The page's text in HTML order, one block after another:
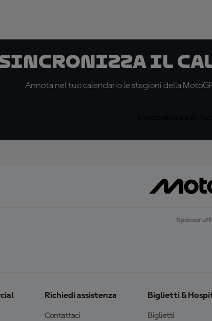
il
Annota nel tuo calendario le stagioni della
Sponsor
Richiedi assistenza
Contattaci
Biglietti &
Biglietti